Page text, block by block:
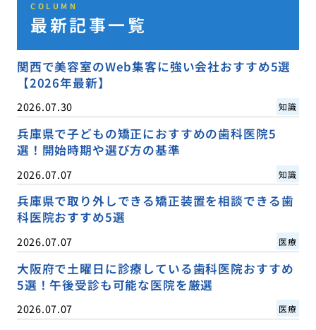
COLUMN
最新記事一覧
関西で美容室のWeb集客に強い会社おすすめ5選
【2026年最新】
2026.07.30 知識
兵庫県で子どもの矯正におすすめの歯科医院5
選！開始時期や選び方の基準
2026.07.07 知識
兵庫県で取り外しできる矯正装置を相談できる歯
科医院おすすめ5選
2026.07.07 医療
大阪府で土曜日に診療している歯科医院おすすめ
5選！午後受診も可能な医院を厳選
2026.07.07 医療